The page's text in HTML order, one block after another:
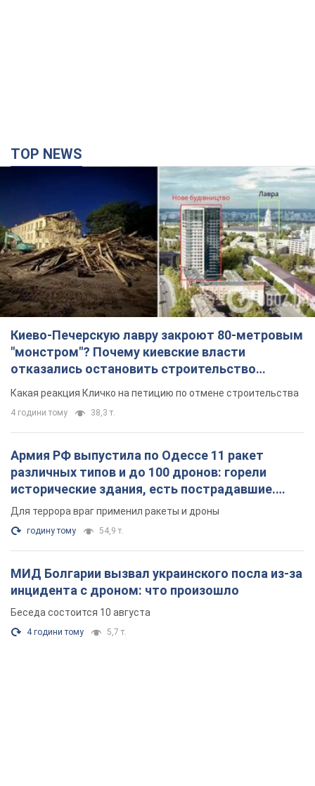
TOP NEWS
Киево-Печерскую лавру закроют 80-метровым
"монстром"? Почему киевские власти
отказались остановить строительство
небоскреба "московского верующего"
Какая реакция Кличко на петицию по отмене строительства
4 години тому 38,3 т.
Армия РФ выпустила по Одессе 11 ракет
различных типов и до 100 дронов: горели
исторические здания, есть пострадавшие.
Фото и видео
Для террора враг применил ракеты и дроны
годину тому 54,9 т.
МИД Болгарии вызвал украинского посла из-за
инцидента с дроном: что произошло
Беседа состоится 10 августа
4 години тому 5,7 т.